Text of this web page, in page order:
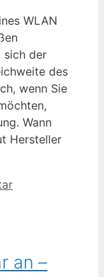
WLAN
sich der
des
wenn Sie
Wann
Hersteller
an –